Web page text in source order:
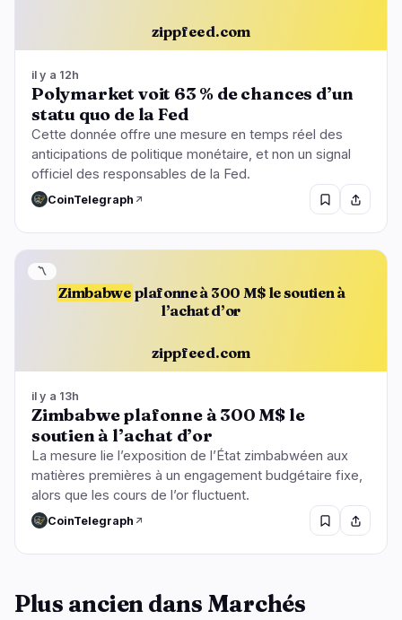
zippfeed.com
il y a 12h
Polymarket voit 63 % de chances d’un
statu quo de la Fed
Cette donnée offre une mesure en temps réel des
anticipations de politique monétaire, et non un signal
officiel des responsables de la Fed.
CoinTelegraph
Zimbabwe plafonne à 300 M$ le soutien à
l’achat d’or
zippfeed.com
〽️
il y a 13h
Zimbabwe plafonne à 300 M$ le
soutien à l’achat d’or
La mesure lie l’exposition de l’État zimbabwéen aux
matières premières à un engagement budgétaire fixe,
alors que les cours de l’or fluctuent.
CoinTelegraph
Plus ancien dans Marchés